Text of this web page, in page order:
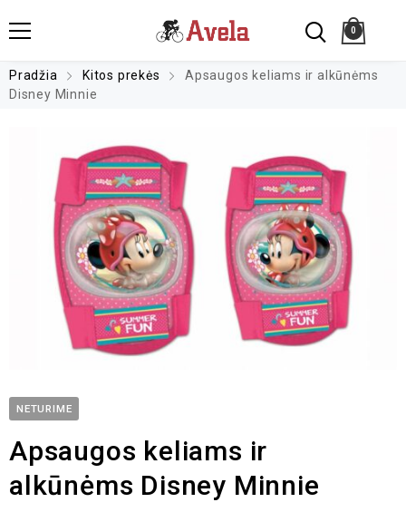
0
Pradžia Kitos prekės
Apsaugos keliams ir alkūnėms
Disney Minnie
NETURIME
Apsaugos keliams ir
alkūnėms Disney Minnie